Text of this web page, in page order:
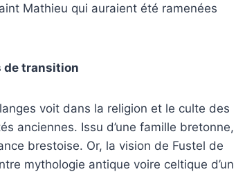
Mathieu qui auraient été ramenées
de transition
voit dans la religion et le culte des
anciennes. Issu d’une famille bretonne,
brestoise. Or, la vision de Fustel de
mythologie antique voire celtique d’un